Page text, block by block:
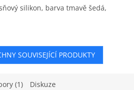
silikon, barva tmavě šedá,
SOUVISEJÍCÍ PRODUKTY
(1) Diskuze